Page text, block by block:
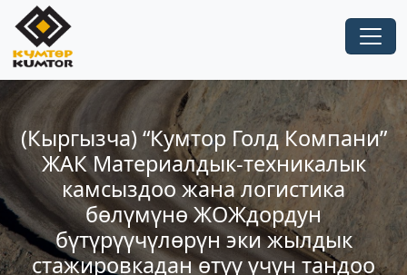
(Кыргызча) “Кумтор Голд Компани”
ЖАК Материалдык-техникалык
камсыздоо жана логистика
бөлүмүнө ЖОЖдордун
бүтүрүүчүлөрүн эки жылдык
стажировкадан өтүү үчүн тандоо